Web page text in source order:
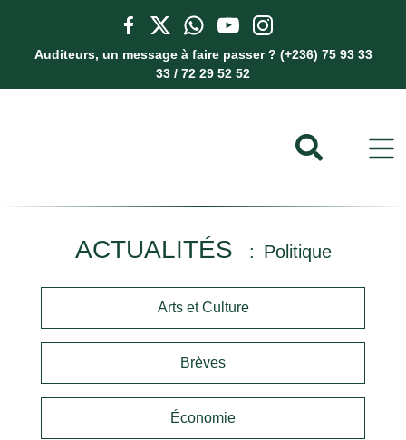
Auditeurs, un message à faire passer ? (+236) 75 93 33
33 / 72 29 52 52
ACTUALITÉS Politique
Arts et Culture
Brèves
Économie